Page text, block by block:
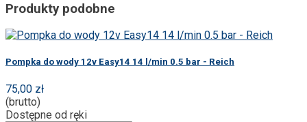
Produkty podobne
Pompka do wody 12v Easy14 14 l/min 0.5 bar - Reich
75,00 zł
(brutto)
Dostępne od ręki